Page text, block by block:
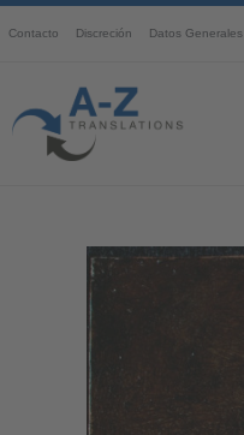
Contacto Discreción Datos Generales